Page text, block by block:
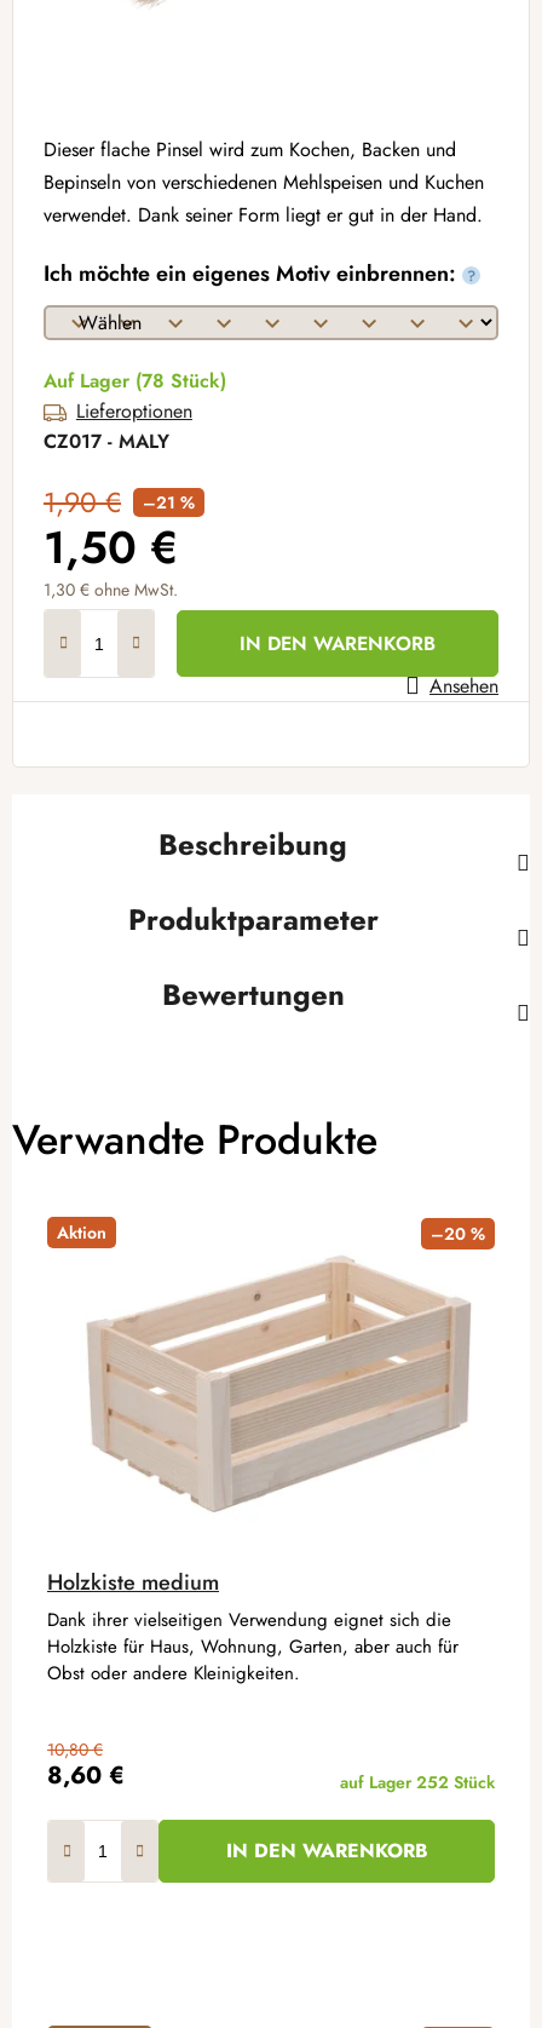
Dieser flache Pinsel wird zum Kochen, Backen und
Bepinseln von verschiedenen Mehlspeisen und Kuchen
verwendet. Dank seiner Form liegt er gut in der Hand.
Ich möchte ein eigenes Motiv einbrennen: ?
Auf Lager (78 Stück)
Lieferoptionen
CZ017 - MALY
1,90 € –21 %
1,50 €
1,30 € ohne MwSt.
IN DEN WARENKORB
Ansehen
Beschreibung
Produktparameter
Bewertungen
Verwandte Produkte
Aktion –20 %
Holzkiste medium
8,60 €
10,80 €
auf Lager 252 Stück
IN DEN WARENKORB
Dank ihrer vielseitigen Verwendung eignet sich die
Holzkiste für Haus, Wohnung, Garten, aber auch für
Obst oder andere Kleinigkeiten.